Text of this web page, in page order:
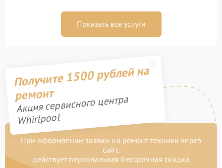
Показать все услуги
Получите 1500 рублей на
ремонт
Акция сервисного центра
Whirlpool
При оформлении заявки на ремонт техники через
сайт,
действует персональная бессрочная скидка